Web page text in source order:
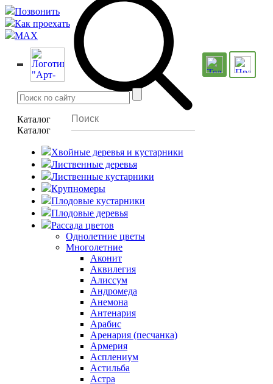
Позвонить
Как проехать
MAX
Каталог
Каталог
Хвойные деревья и кустарники
Лиственные деревья
Лиственные кустарники
Крупномеры
Плодовые кустарники
Плодовые деревья
Рассада цветов
Однолетние цветы
Многолетние
Аконит
Аквилегия
Алиссум
Андромеда
Анемона
Антенария
Арабис
Аренария (песчанка)
Армерия
Асплениум
Астильба
Астра